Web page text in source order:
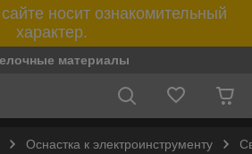
носит ознакомительный
характер.
материалы
Оснастка к электроинструменту